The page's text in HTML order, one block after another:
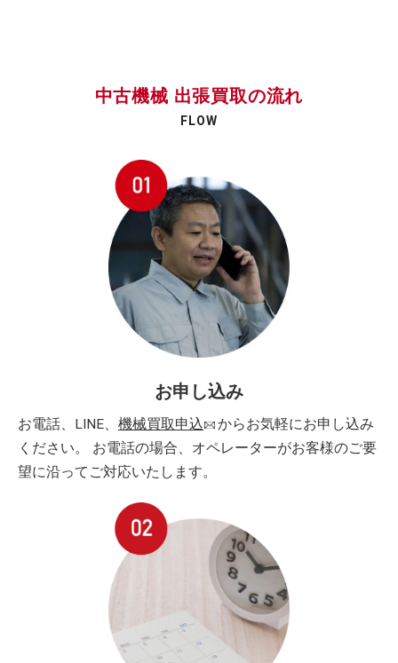
中古機械 出張買取の流れ
FLOW
お申し込み
お電話、LINE、 機械買取申込
からお気軽にお申し込み
ください。 お電話の場合、オペレーターがお客様のご要
望に沿ってご対応いたします。